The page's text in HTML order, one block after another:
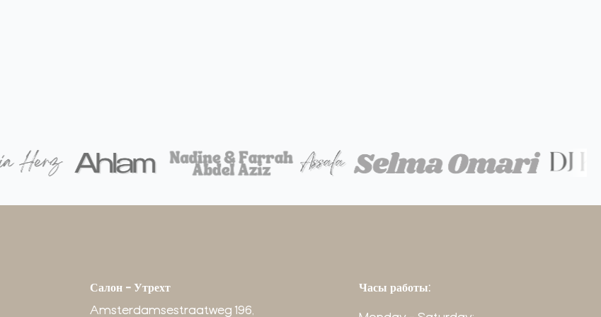
Салон - Утрехт
Amsterdamsestraatweg 196,
Часы работы: